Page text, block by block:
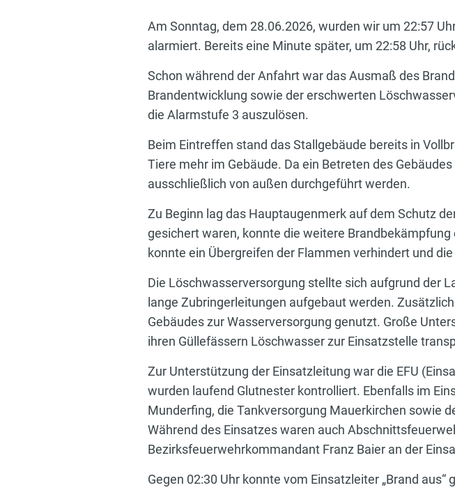
Am Sonntag, dem 28.06.2026, wurden wir um 22:57
alarmiert. Bereits eine Minute später, um 22:58 Uhr,
Schon während der Anfahrt war das Ausmaß des
Brandentwicklung sowie der erschwerten
die Alarmstufe 3 auszulösen.
Beim Eintreffen stand das Stallgebäude bereits in
Tiere mehr im Gebäude. Da ein Betreten des
ausschließlich von außen durchgeführt werden.
Zu Beginn lag das Hauptaugenmerk auf dem Schutz
gesichert waren, konnte die weitere
konnte ein Übergreifen der Flammen verhindert und
Die Löschwasserversorgung stellte sich aufgrund der
lange Zubringerleitungen aufgebaut werden.
Gebäudes zur Wasserversorgung genutzt. Große
ihren Güllefässern Löschwasser zur Einsatzstelle
Zur Unterstützung der Einsatzleitung war die EFU
wurden laufend Glutnester kontrolliert. Ebenfalls im
Munderfing, die Tankversorgung Mauerkirchen sowie
Während des Einsatzes waren auch
Bezirksfeuerwehrkommandant Franz Baier an der
Gegen 02:30 Uhr konnte vom Einsatzleiter „Brand